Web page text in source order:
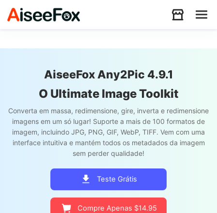
Produtos
Recursos
AiseeFox Any2Pic 4.9.1
O Ultimate Image Toolkit
Converta em massa, redimensione, gire, inverta e redimensione
imagens em um só lugar! Suporte a mais de 100 formatos de
imagem, incluindo JPG, PNG, GIF, WebP, TIFF. Vem com uma
interface intuitiva e mantém todos os metadados da imagem
sem perder qualidade!
Teste Grátis
Compre Apenas $14.95